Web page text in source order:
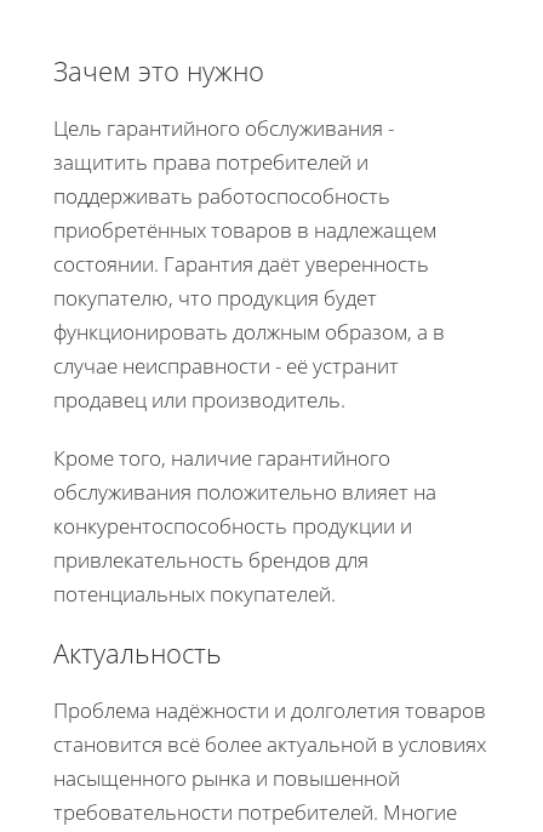
Зачем это нужно
Цель гарантийного обслуживания -
защитить права потребителей и
поддерживать работоспособность
приобретённых товаров в надлежащем
состоянии. Гарантия даёт уверенность
покупателю, что продукция будет
функционировать должным образом, а в
случае неисправности - её устранит
продавец или производитель.
Кроме того, наличие гарантийного
обслуживания положительно влияет на
конкурентоспособность продукции и
привлекательность брендов для
потенциальных покупателей.
Актуальность
Проблема надёжности и долголетия товаров
становится всё более актуальной в условиях
насыщенного рынка и повышенной
требовательности потребителей. Многие